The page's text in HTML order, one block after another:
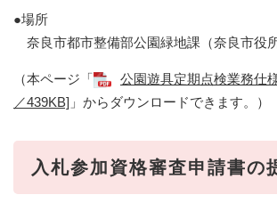
●場所
奈良市都市整備部公園緑地課（奈良市役
（本ページ「
公園遊具定期点検業務仕
／439KB] 」からダウンロードできます。）
入札参加資格審査申請書の